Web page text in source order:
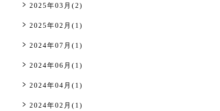
2025年03月(2)
2025年02月(1)
2024年07月(1)
2024年06月(1)
2024年04月(1)
2024年02月(1)